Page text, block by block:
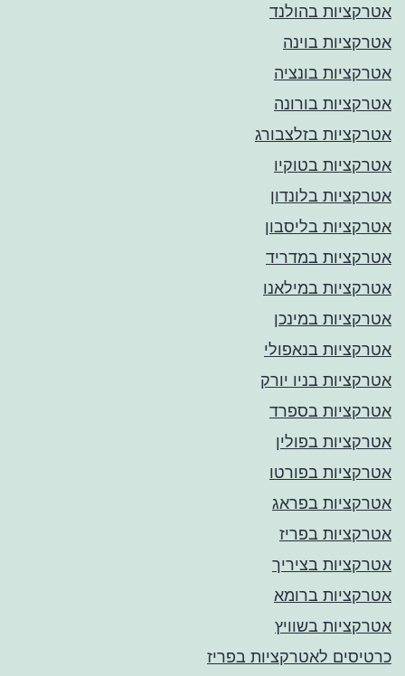
אטרקציות בהולנד
אטרקציות בוינה
אטרקציות בונציה
אטרקציות בורונה
אטרקציות בזלצבורג
אטרקציות בטוקיו
אטרקציות בלונדון
אטרקציות בליסבון
אטרקציות במדריד
אטרקציות במילאנו
אטרקציות במינכן
אטרקציות בנאפולי
אטרקציות בניו יורק
אטרקציות בספרד
אטרקציות בפולין
אטרקציות בפורטו
אטרקציות בפראג
אטרקציות בפריז
אטרקציות בציריך
אטרקציות ברומא
אטרקציות בשוויץ
כרטיסים לאטרקציות בפריז